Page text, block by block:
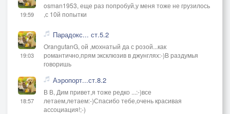
19:59
osman1953, еще раз попробуй,у меня тоже не грузилось
,с 10й попытки
19:03
Парадокс... ст.5.2
OrangutanG, ой ,мохнатый да с розой...как
романтично,прям эксклюзив в джунглях:-)В раздумья
говоришь
18:57
Аэропорт...ст.8.2
В В, Дим привет,я тоже редко ...:-)все
летаем,летаем:-)Спасибо тебе,очень красивая
ассоциация!;-)